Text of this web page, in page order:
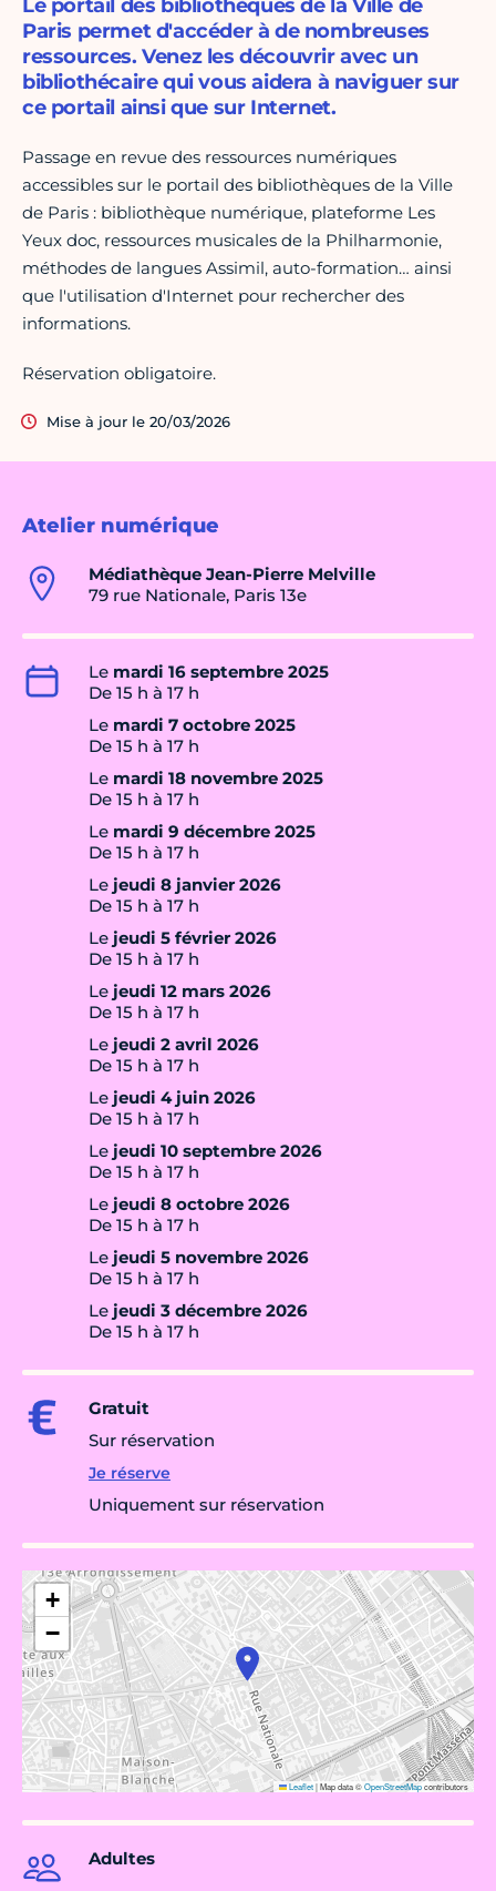
Atelier numérique
Médiathèque Jean-Pierre Melville
79 rue Nationale, Paris 13e
Le mardi 16 septembre 2025
De 15 h à 17 h
Le mardi 7 octobre 2025
De 15 h à 17 h
Le mardi 18 novembre 2025
De 15 h à 17 h
Le mardi 9 décembre 2025
De 15 h à 17 h
Le jeudi 8 janvier 2026
De 15 h à 17 h
Le jeudi 5 février 2026
De 15 h à 17 h
Le jeudi 12 mars 2026
De 15 h à 17 h
Le jeudi 2 avril 2026
De 15 h à 17 h
Le jeudi 4 juin 2026
De 15 h à 17 h
Le jeudi 10 septembre 2026
De 15 h à 17 h
Le jeudi 8 octobre 2026
De 15 h à 17 h
Le jeudi 5 novembre 2026
De 15 h à 17 h
Le jeudi 3 décembre 2026
De 15 h à 17 h
Gratuit
Sur réservation
Je réserve
Uniquement sur réservation
+
−
Leaflet|Map data ©OpenStreetMapcontributors
Adultes
Le portail des bibliothèques de la Ville de
Paris permet d'accéder à de nombreuses
ressources. Venez les découvrir avec un
bibliothécaire qui vous aidera à naviguer sur
ce portail ainsi que sur Internet.
Passage en revue des ressources numériques
accessibles sur le portail des bibliothèques de la Ville
de Paris : bibliothèque numérique, plateforme Les
Yeux doc, ressources musicales de la Philharmonie,
méthodes de langues Assimil, auto-formation… ainsi
que l'utilisation d'Internet pour rechercher des
informations.
Réservation obligatoire.
Mise à jour le 20/03/2026